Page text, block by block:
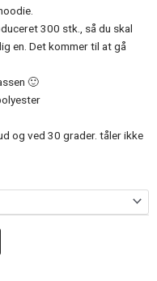
300 stk., så du skal
en. Det kommer til at gå
🙂
og ved 30 grader. tåler ikke